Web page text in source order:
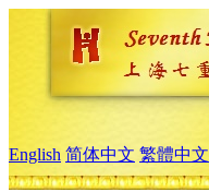
English 简体中文 繁體中文